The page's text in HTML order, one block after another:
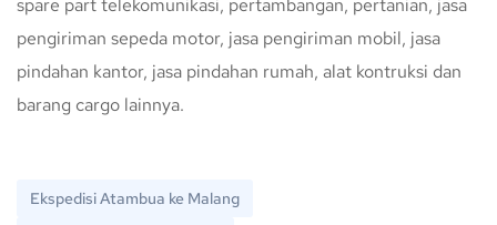
spare part telekomunikasi, pertambangan, pertanian, jasa
pengiriman sepeda motor, jasa pengiriman mobil, jasa
pindahan kantor, jasa pindahan rumah, alat kontruksi dan
barang cargo lainnya.
Ekspedisi Atambua ke Malang